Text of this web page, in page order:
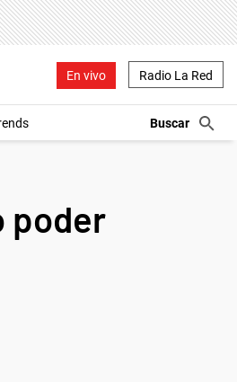
En vivo Radio La Red
poder